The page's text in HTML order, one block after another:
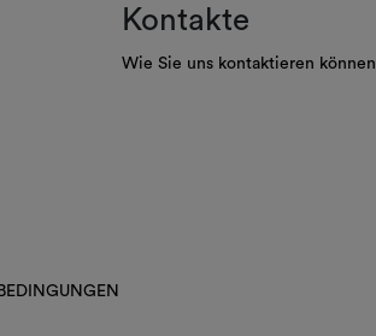
Kontakte
Wie Sie uns kontaktieren können